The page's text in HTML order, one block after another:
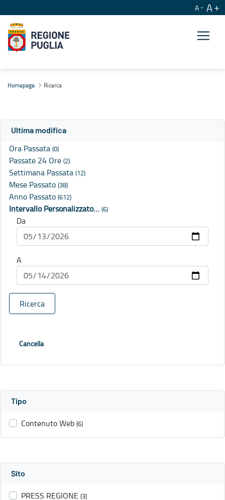
A A
Homepage Ricerca
Ultima modifica
Ora Passata (0)
Passate 24 Ore (2)
Settimana Passata (12)
Mese Passato (38)
Anno Passato (612)
Intervallo Personalizzato… (6)
Da
A
Ricerca
Cancella
Tipo
Contenuto Web (6)
Sito
PRESS REGIONE (3)